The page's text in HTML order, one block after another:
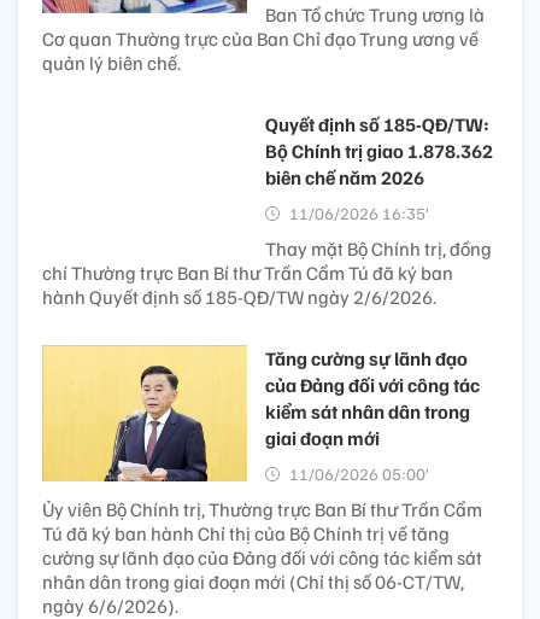
Ban Tổ chức Trung ương là
Cơ quan Thường trực của Ban Chỉ đạo Trung ương về
quản lý biên chế.
Quyết định số 185-QĐ/TW:
Bộ Chính trị giao 1.878.362
biên chế năm 2026
11/06/2026 16:35’
Thay mặt Bộ Chính trị, đồng
chí Thường trực Ban Bí thư Trần Cẩm Tú đã ký ban
hành Quyết định số 185-QĐ/TW ngày 2/6/2026.
Tăng cường sự lãnh đạo
của Đảng đối với công tác
kiểm sát nhân dân trong
giai đoạn mới
11/06/2026 05:00’
Ủy viên Bộ Chính trị, Thường trực Ban Bí thư Trần Cẩm
Tú đã ký ban hành Chỉ thị của Bộ Chính trị về tăng
cường sự lãnh đạo của Đảng đối với công tác kiểm sát
nhân dân trong giai đoạn mới (Chỉ thị số 06-CT/TW,
ngày 6/6/2026).